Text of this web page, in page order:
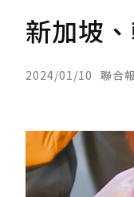
新加坡
2024/01/10 聯合